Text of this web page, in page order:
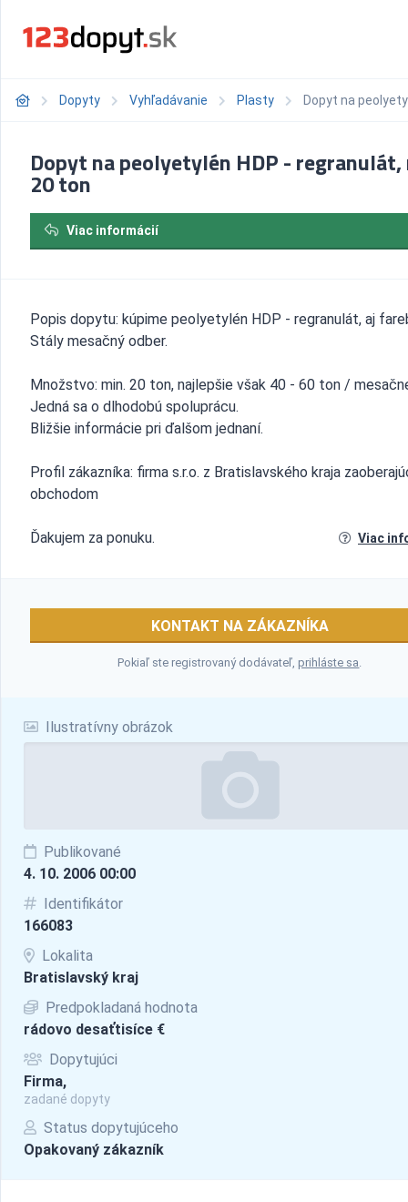
Dopyty Vyhľadávanie Plasty Dopyt na
Ilustratívny obrázok
Publikované
4. 10. 2006 00:00
Identifikátor
166083
Lokalita
Bratislavský kraj
Predpokladaná hodnota
rádovo desaťtisíce €
Dopytujúci
Firma,
zadané dopyty
Status dopytujúceho
Opakovaný zákazník
Dopyt na peolyetylén HDP - regranulát,
20 ton
Viac informácií
Popis dopytu: kúpime peolyetylén HDP - regranulát, aj
Stály mesačný odber.
Množstvo: min. 20 ton, najlepšie však 40 - 60 ton /
Jedná sa o dlhodobú spoluprácu.
Bližšie informácie pri ďalšom jednaní.
Profil zákazníka: firma s.r.o. z Bratislavského kraja
obchodom
Ďakujem za ponuku. Viac
KONTAKT NA ZÁKAZNÍKA
Pokiaľ ste registrovaný dodávateľ,prihláste sa.